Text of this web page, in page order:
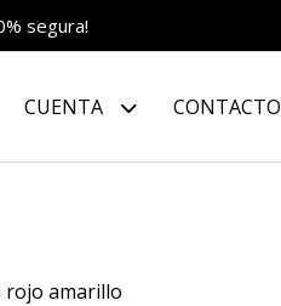
segura!
CUENTA CONTACTO
rojo amarillo